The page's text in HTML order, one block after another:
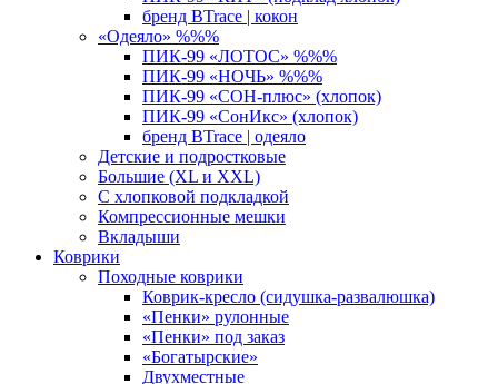
бренд BTrace | кокон
«Одеяло» %%%
ПИК-99 «ЛОТОС» %%%
ПИК-99 «НОЧЬ» %%%
ПИК-99 «СОН-плюс» (хлопок)
ПИК-99 «СонИкс» (хлопок)
бренд BTrace | одеяло
Детские и подростковые
Большие (XL и XXL)
С хлопковой подкладкой
Компрессионные мешки
Вкладыши
Коврики
Походные коврики
Коврик-кресло (сидушка-развалюшка)
«Пенки» рулонные
«Пенки» под заказ
«Богатырские»
Двухместные